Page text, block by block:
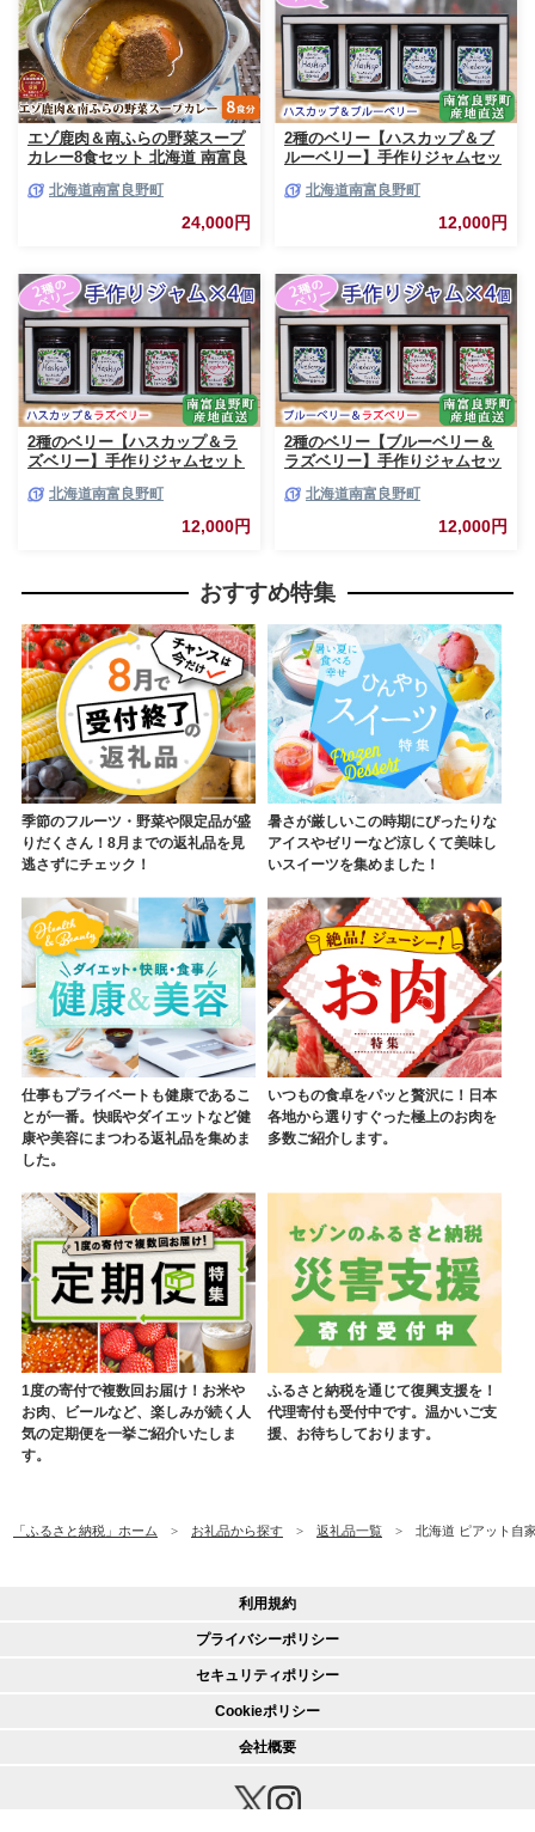
エゾ鹿肉＆南ふらの野菜スープ
カレー8食セット 北海道 南富良
スープカレー セット 詰合せ 加
北海道南富良野町
24,000円
2種のベリー【ハスカップ＆ブ
ルーベリー】手作りジャムセッ
ャム ベリー ハスカップ ブルー
北海道南富良野町
12,000円
2種のベリー【ハスカップ＆ラ
ズベリー】手作りジャムセット
ム ベリー ハスカップ ラズベリ
ー ソース カシス てんさい糖 無
農薬 ポリフェノール 鉄分 ビタ
北海道南富良野町
12,000円
2種のベリー【ブルーベリー＆
ラズベリー】手作りジャムセッ
ャム ベリー ブルーベリー ラズ
ベリー ソース カシス 果実 てん
北海道南富良野町
12,000円
おすすめ特集
季節のフルーツ・野菜や限定品が盛
りだくさん！8月までの返礼品を見
逃さずにチェック！
暑さが厳しいこの時期にぴったりな
アイスやゼリーなど涼しくて美味し
いスイーツを集めました！
仕事もプライベートも健康であるこ
とが一番。快眠やダイエットなど健
康や美容にまつわる返礼品を集めま
した。
いつもの食卓をパッと贅沢に！日本
各地から選りすぐった極上のお肉を
多数ご紹介します。
1度の寄付で複数回お届け！お米や
お肉、ビールなど、楽しみが続く人
気の定期便を一挙ご紹介いたしま
す。
ふるさと納税を通じて復興支援を！
代理寄付も受付中です。温かいご支
援、お待ちしております。
「ふるさと納税」ホーム お礼品から探す 返礼品一覧 北海道 ピアット自
利用規約
プライバシーポリシー
セキュリティポリシー
Cookieポリシー
会社概要